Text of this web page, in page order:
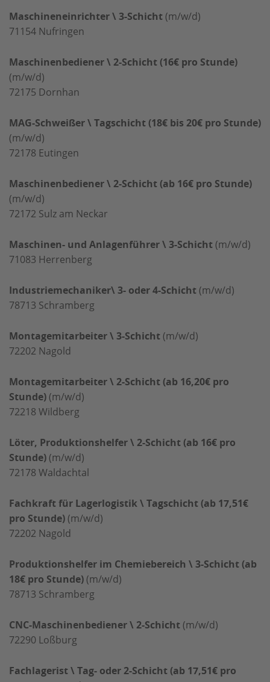
Maschineneinrichter \ 3-Schicht (m/w/d)
71154 Nufringen
Maschinenbediener \ 2-Schicht (16€ pro Stunde)
(m/w/d)
72175 Dornhan
MAG-Schweißer \ Tagschicht (18€ bis 20€ pro Stunde)
(m/w/d)
72178 Eutingen
Maschinenbediener \ 2-Schicht (ab 16€ pro Stunde)
(m/w/d)
72172 Sulz am Neckar
Maschinen- und Anlagenführer \ 3-Schicht (m/w/d)
71083 Herrenberg
Industriemechaniker\ 3- oder 4-Schicht (m/w/d)
78713 Schramberg
Montagemitarbeiter \ 3-Schicht (m/w/d)
72202 Nagold
Montagemitarbeiter \ 2-Schicht (ab 16,20€ pro
Stunde) (m/w/d)
72218 Wildberg
Löter, Produktionshelfer \ 2-Schicht (ab 16€ pro
Stunde) (m/w/d)
72178 Waldachtal
Fachkraft für Lagerlogistik \ Tagschicht (ab 17,51€
pro Stunde) (m/w/d)
72202 Nagold
Produktionshelfer im Chemiebereich \ 3-Schicht (ab
18€ pro Stunde) (m/w/d)
78713 Schramberg
CNC-Maschinenbediener \ 2-Schicht (m/w/d)
72290 Loßburg
Fachlagerist \ Tag- oder 2-Schicht (ab 17,51€ pro